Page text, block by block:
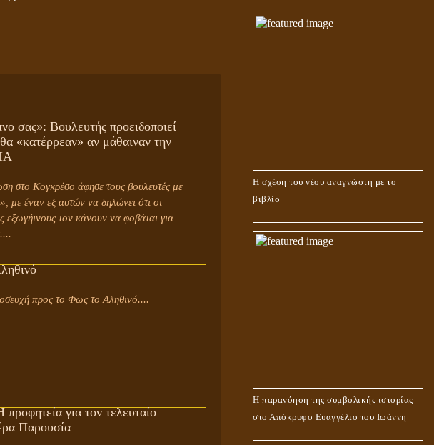
σας»: Βουλευτής προειδοποιεί
«κατέρρεαν» αν μάθαιναν την
στο Κογκρέσο άφησε τους βουλευτές με
με έναν εξ αυτών να δηλώνει ότι οι
εξωγήινους τον κάνουν να φοβάται για
προς το Φως το Αληθινό....
για τον τελευταίο
Παρουσία
Η σχέση του νέου αναγνώστη με το
βιβλίο
Η παρανόηση της συμβολικής ιστορίας
στο Απόκρυφο Ευαγγέλιο του Ιωάννη